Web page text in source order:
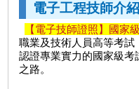
電子工程技師介紹
【電子技師證照】國家
職業及技術人員高等考
認證專業實力的國家級
之路。